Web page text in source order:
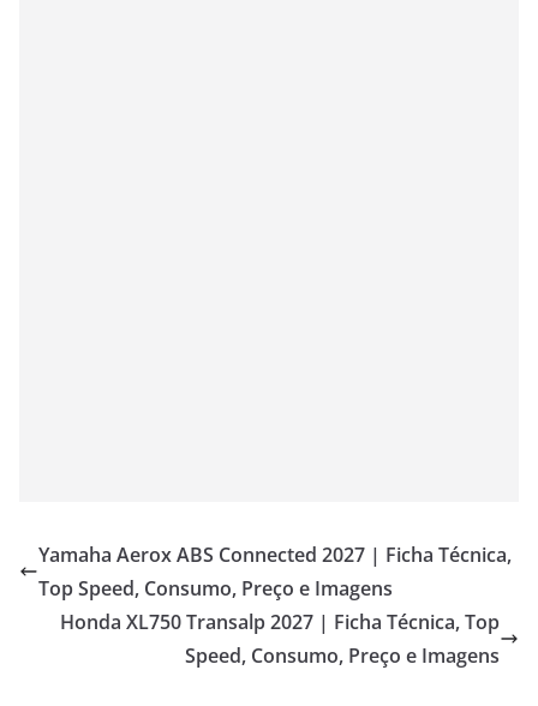
Yamaha Aerox ABS Connected 2027 | Ficha Técnica,
Top Speed, Consumo, Preço e Imagens
Honda XL750 Transalp 2027 | Ficha Técnica, Top
Speed, Consumo, Preço e Imagens